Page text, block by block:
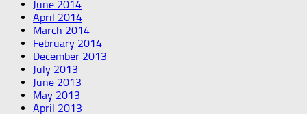
June 2014
April 2014
March 2014
February 2014
December 2013
July 2013
June 2013
May 2013
April 2013